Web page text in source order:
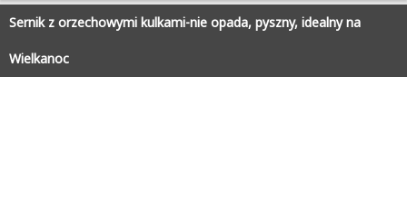
Sernik z orzechowymi kulkami-nie opada, pyszny, idealny na
Wielkanoc